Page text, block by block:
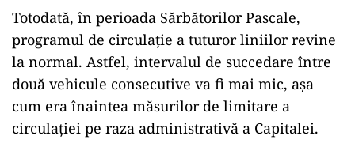
Totodată, în perioada Sărbătorilor Pascale,
programul de circulaţie a tuturor liniilor revine
la normal. Astfel, intervalul de succedare între
două vehicule consecutive va fi mai mic, aşa
cum era înaintea măsurilor de limitare a
circulaţiei pe raza administrativă a Capitalei.